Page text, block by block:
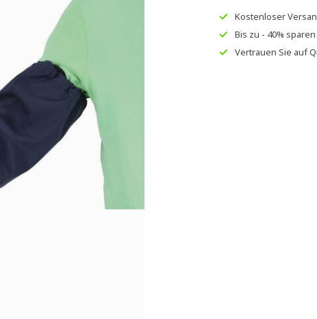
Kostenloser
Bis zu - 40% sparen
Vertrauen Sie auf